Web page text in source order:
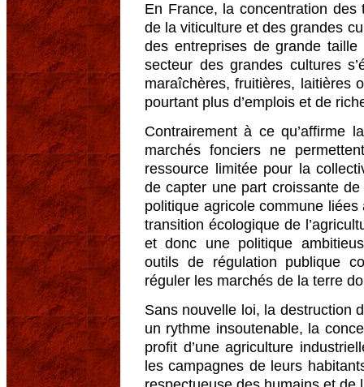
En France, la concentration des
de la viticulture et des grandes
des entreprises de grande
secteur des grandes cultures
maraîchères, fruitières, laitières
pourtant plus d’emplois et de
Contrairement à ce qu’affirme
marchés fonciers ne
ressource limitée pour la
de capter une part croissante
politique agricole commune
transition écologique de
et donc une politique
outils de régulation publique
réguler les marchés de la terre
Sans nouvelle loi, la destruction
un rythme insoutenable, la
profit d’une agriculture
les campagnes de leurs